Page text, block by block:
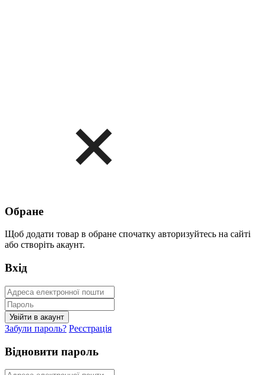
Обране
Щоб додати товар в обране спочатку авторизуйтесь на сайті
або створіть акаунт.
Вхід
Забули пароль? Реєстрація
Відновити пароль